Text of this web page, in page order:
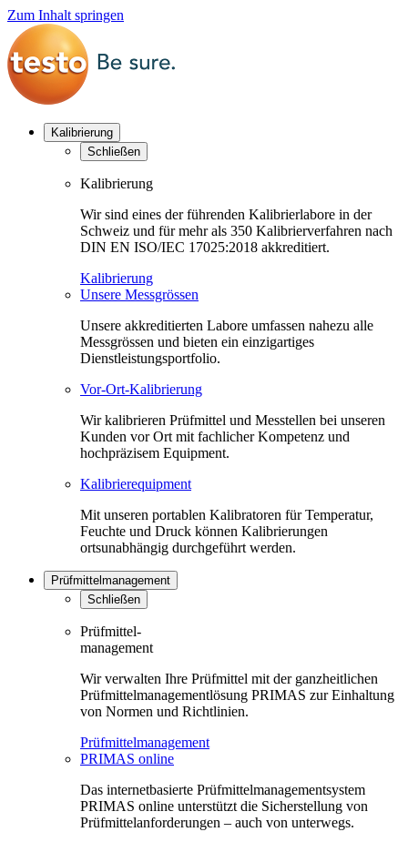
Zum Inhalt springen
Kalibrierung
Schließen
Kalibrierung
Wir sind eines der führenden Kalibrierlabore in der
Schweiz und für mehr als 350 Kalibrierverfahren nach
DIN EN ISO/IEC 17025:2018 akkreditiert.
Kalibrierung
Unsere Messgrössen
Unsere akkreditierten Labore umfassen nahezu alle
Messgrössen und bieten ein einzigartiges
Dienstleistungsportfolio.
Vor-Ort-Kalibrierung
Wir kalibrieren Prüfmittel und Messtellen bei unseren
Kunden vor Ort mit fachlicher Kompetenz und
hochpräzisem Equipment.
Kalibrierequipment
Mit unseren portablen Kalibratoren für Temperatur,
Feuchte und Druck können Kalibrierungen
ortsunabhängig durchgeführt werden.
Prüfmittelmanagement
Schließen
Prüfmittel-
management
Wir verwalten Ihre Prüfmittel mit der ganzheitlichen
Prüfmittelmanagementlösung PRIMAS zur Einhaltung
von Normen und Richtlinien.
Prüfmittelmanagement
PRIMAS online
Das internetbasierte Prüfmittelmanagementsystem
PRIMAS online unterstützt die Sicherstellung von
Prüfmittelanforderungen – auch von unterwegs.